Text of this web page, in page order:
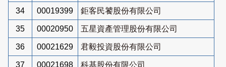
34 00019399 鉅客民饕股份有限公司
35 00020950 五星資產管理股份有限公司
36 00021629 君毅投資股份有限公司
37 00021698 科基股份有限公司